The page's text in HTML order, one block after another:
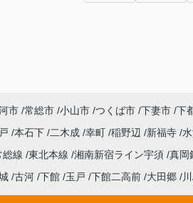
市 常総市 小山市 つくば市 下妻市 下
本石下 二木成 幸町 稲野辺 新福寺
総線 東北本線 湘南新宿ライン宇須 真岡
古河 下館 玉戸 下館二高前 大田郷